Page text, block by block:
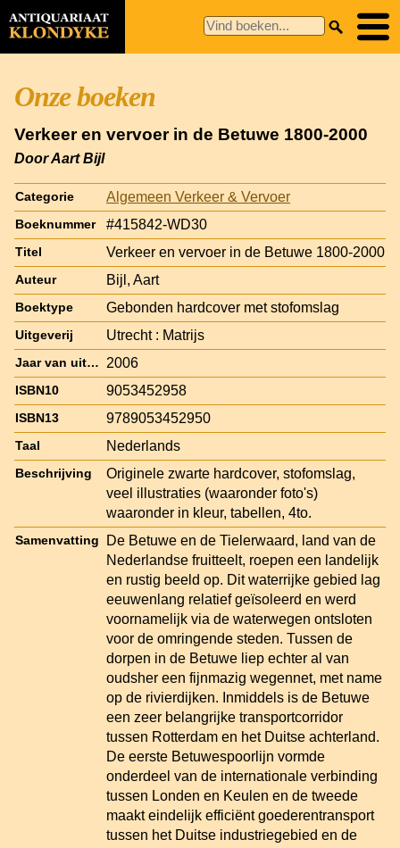
Onze boeken
Verkeer en vervoer in de Betuwe 1800-2000
Door Aart Bijl
Categorie Algemeen Verkeer & Vervoer
Boeknummer #415842-WD30
Titel Verkeer en vervoer in de Betuwe 1800-2000
Auteur Bijl, Aart
Boektype Gebonden hardcover met stofomslag
Uitgeverij Utrecht : Matrijs
Jaar van uitgave 2006
ISBN10 9053452958
ISBN13 9789053452950
Taal Nederlands
Beschrijving
Originele zwarte hardcover, stofomslag,
veel illustraties (waaronder foto's)
waaronder in kleur, tabellen, 4to.
Samenvatting
De Betuwe en de Tielerwaard, land van de
Nederlandse fruitteelt, roepen een landelijk
en rustig beeld op. Dit waterrijke gebied lag
eeuwenlang relatief geïsoleerd en werd
voornamelijk via de waterwegen ontsloten
voor de omringende steden. Tussen de
dorpen in de Betuwe liep echter al van
oudsher een fijnmazig wegennet, met name
op de rivierdijken. Inmiddels is de Betuwe
een zeer belangrijke transportcorridor
tussen Rotterdam en het Duitse achterland.
De eerste Betuwespoorlijn vormde
onderdeel van de internationale verbinding
tussen Londen en Keulen en de tweede
maakt eindelijk efficiënt goederentransport
tussen het Duitse industriegebied en de